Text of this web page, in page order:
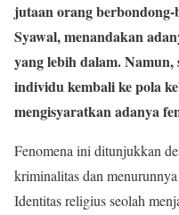
jutaan orang
Syawal, menandakan
yang lebih dalam.
individu kembali ke pola
mengisyaratkan adanya
Fenomena ini ditunjukkan
kriminalitas dan
Identitas religius seolah